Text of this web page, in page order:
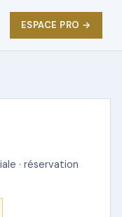
ESPACE PRO →
· réservation